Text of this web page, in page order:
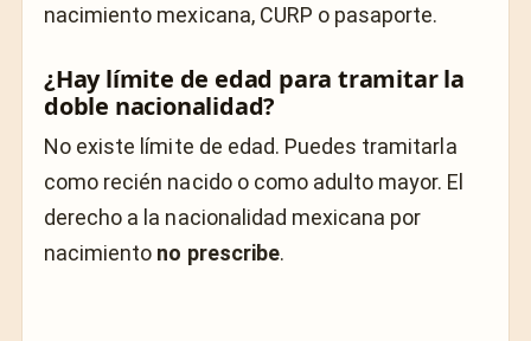
nacimiento mexicana, CURP o pasaporte.
¿Hay límite de edad para tramitar la
doble nacionalidad?
No existe límite de edad. Puedes tramitarla
como recién nacido o como adulto mayor. El
derecho a la nacionalidad mexicana por
nacimiento no prescribe.